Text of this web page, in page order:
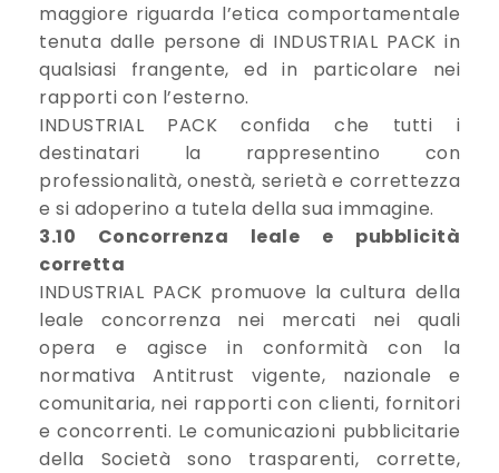
maggiore riguarda l’etica comportamentale
tenuta dalle persone di INDUSTRIAL PACK in
qualsiasi frangente, ed in particolare nei
rapporti con l’esterno.
INDUSTRIAL PACK confida che tutti i
destinatari la rappresentino con
professionalità, onestà, serietà e correttezza
e si adoperino a tutela della sua immagine.
3.10 Concorrenza leale e pubblicità
corretta
INDUSTRIAL PACK promuove la cultura della
leale concorrenza nei mercati nei quali
opera e agisce in conformità con la
normativa Antitrust vigente, nazionale e
comunitaria, nei rapporti con clienti, fornitori
e concorrenti. Le comunicazioni pubblicitarie
della Società sono trasparenti, corrette,